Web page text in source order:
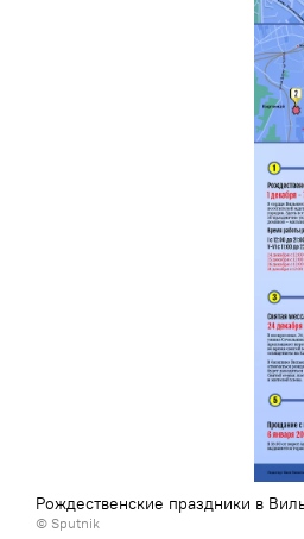
Рождественские праздники в
© Sputnik